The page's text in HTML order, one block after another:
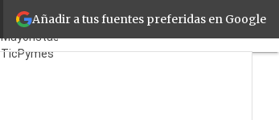
Añadir a tus fuentes preferidas en Google
Fabricantes
Mayoristas
TicPymes